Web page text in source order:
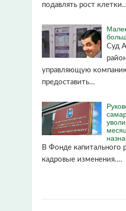
подавлять рост
Суд
управляющую
предоставить…
В Фонде капитального
кадровые изменения.…